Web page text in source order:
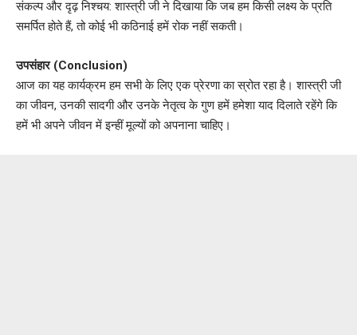
संकल्प और दृढ़ निश्चय: शास्त्री जी ने दिखाया कि जब हम किसी लक्ष्य के प्रति
समर्पित होते हैं, तो कोई भी कठिनाई हमें रोक नहीं सकती।
उपसंहार (Conclusion)
आज का यह कार्यक्रम हम सभी के लिए एक प्रेरणा का स्रोत रहा है। शास्त्री जी
का जीवन, उनकी सादगी और उनके नेतृत्व के गुण हमें हमेशा याद दिलाते रहेंगे कि
हमें भी अपने जीवन में इन्हीं मूल्यों को अपनाना चाहिए।